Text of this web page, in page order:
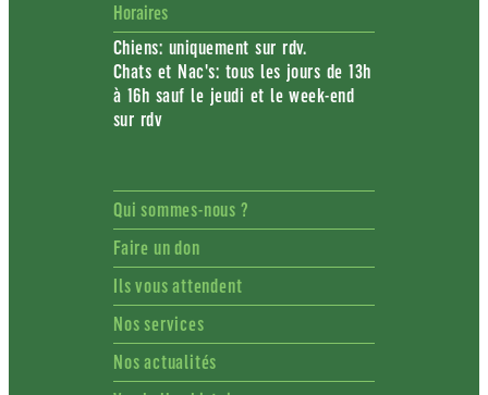
Horaires
Chiens: uniquement sur rdv.
Chats et Nac's: tous les jours de 13h
à 16h sauf le jeudi et le week-end
sur rdv
Qui sommes-nous ?
Faire un don
Ils vous attendent
Nos services
Nos actualités